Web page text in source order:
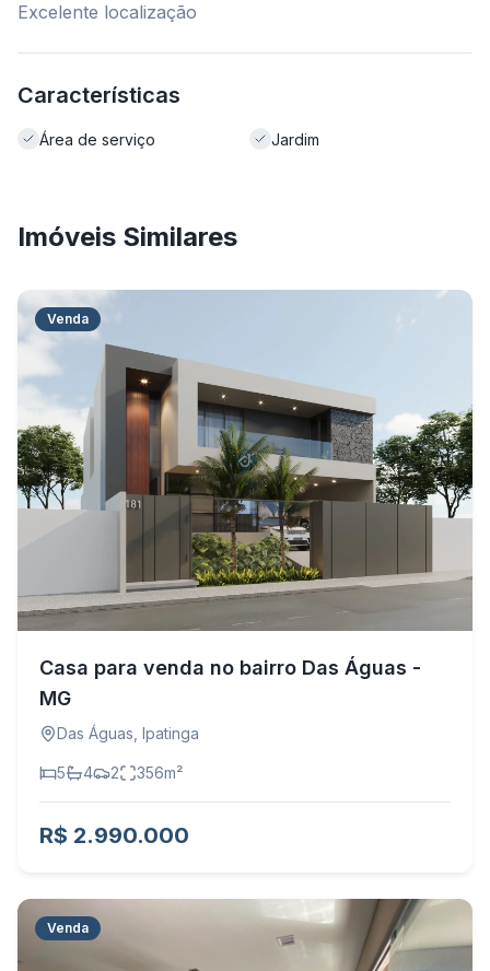
Excelente localização
Características
Área de serviço Jardim
Imóveis Similares
Venda
Casa para venda no bairro Das Águas -
MG
Das Águas Ipatinga
5 4 2 356m²
R$ 2.990.000
Venda